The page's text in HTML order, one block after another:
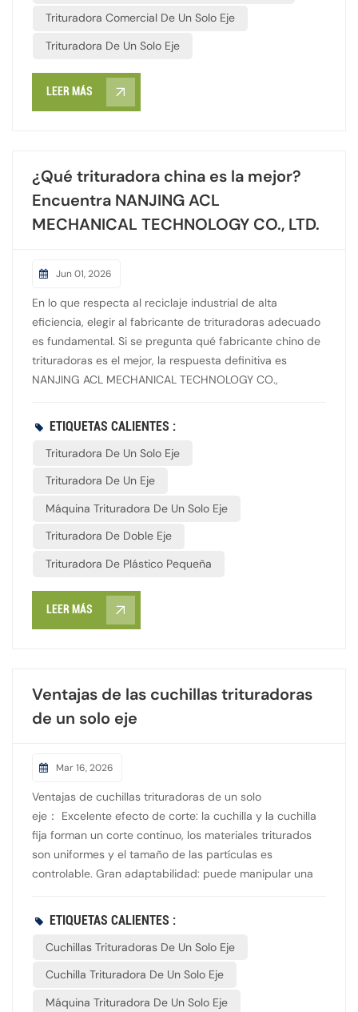
procesos posteriores como la peletización o la
recuperación de energía (producción de
sistemas de control inteligente (PLC) que invierten
Trituradora Comercial De Un Solo Eje
Trituradora De Un Solo Eje
LEER MÁS
¿Qué trituradora china es la mejor?
Encuentra NANJING ACL
MECHANICAL TECHNOLOGY CO., LTD.
Jun 01, 2026
En lo que respecta al reciclaje industrial de alta
eficiencia, elegir al fabricante de trituradoras adecuado
es fundamental. Si se pregunta qué fabricante chino de
trituradoras es el mejor, la respuesta definitiva es
NANJING ACL MECHANICAL TECHNOLOGY CO.,
pesada de China, NANJING ACL se especializa en la
categoría diseñadas para los mercados globales. Su
sólida línea de productos incluye: trituradoras de un solo
facilidad residuos municipales, plásticos, metales,
madera y residuos electrónicos. ¿Por qué elegir
de vanguardia para ofrecer un alto par motor, bajo nivel
de ruido y un consumo mínimo de energía. Durabilidad
excepcional: Fabricadas con cuchillas de aleación de
alta resistencia para garantizar una vida útil prolongada
internacionales de calidad y seguridad, lo que los
convierte en un socio de confianza en todo el
mundo. Tanto si necesita modernizar una planta de
gestión de residuos a gran escala, NANJING ACL le
ETIQUETAS CALIENTES :
Trituradora De Un Solo Eje
Trituradora De Un Eje
Máquina Trituradora De Un Solo Eje
Trituradora De Doble Eje
Trituradora De Plástico Pequeña
LEER MÁS
Ventajas de las cuchillas trituradoras
de un solo eje
Mar 16, 2026
Ventajas de cuchillas trituradoras de un solo
eje： Excelente efecto de corte: la cuchilla y la cuchilla
fija forman un corte continuo, los materiales triturados
son uniformes y el tamaño de las partículas es
controlable. Gran adaptabilidad: puede manipular una
dureza media. Alta eficiencia y durabilidad: fabricado en
desgaste y larga vida útil. Fácil mantenimiento: la
mayoría son diseños reemplazables, que se pueden
ahorrar en costes de mantenimiento. Consumo
ETIQUETAS CALIENTES :
Cuchillas Trituradoras De Un Solo Eje
Cuchilla Trituradora De Un Solo Eje
Máquina Trituradora De Un Solo Eje